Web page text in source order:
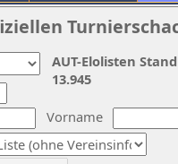
Vorname
AUT-Elolisten
13.945